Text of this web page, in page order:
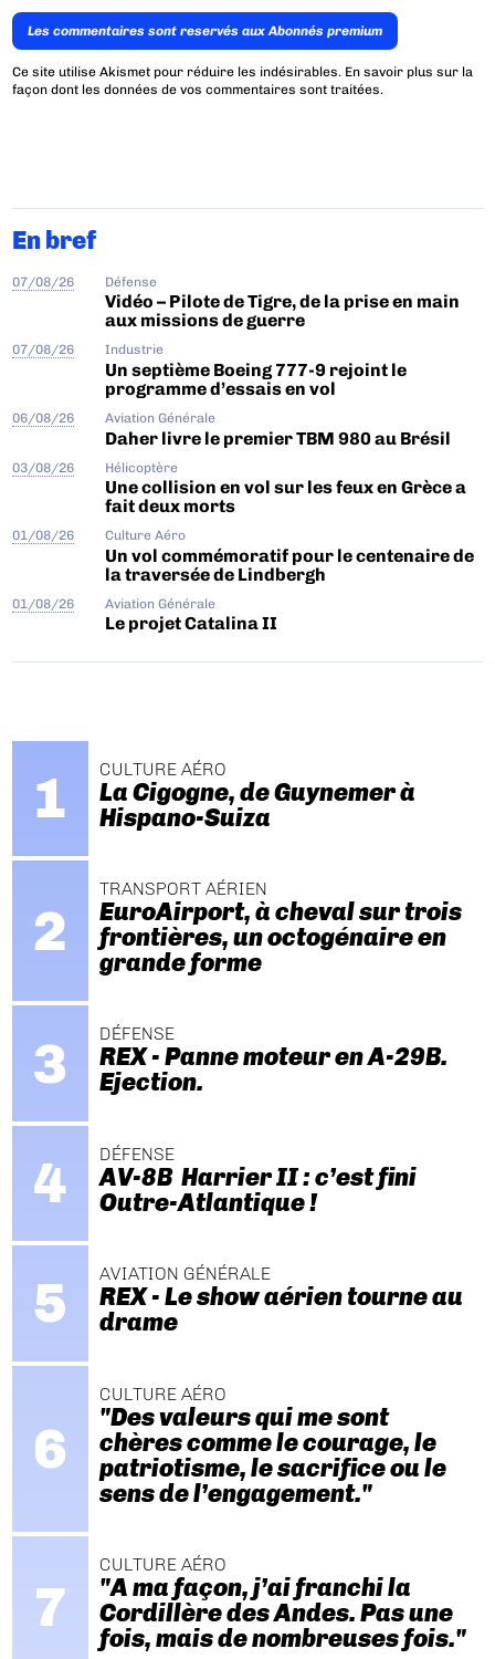
Les commentaires sont reservés aux Abonnés premium
Ce site utilise Akismet pour réduire les indésirables. En savoir plus sur la
façon dont les données de vos commentaires sont traitées.
En bref
07/08/26 Défense
Vidéo – Pilote de Tigre, de la prise en main
aux missions de guerre
07/08/26 Industrie
Un septième Boeing 777-9 rejoint le
programme d’essais en vol
06/08/26 Aviation Générale
Daher livre le premier TBM 980 au Brésil
03/08/26 Hélicoptère
Une collision en vol sur les feux en Grèce a
fait deux morts
01/08/26 Culture Aéro
Un vol commémoratif pour le centenaire de
la traversée de Lindbergh
01/08/26 Aviation Générale
Le projet Catalina II
CULTURE AÉRO
La Cigogne, de Guynemer à
Hispano-Suiza
TRANSPORT AÉRIEN
EuroAirport, à cheval sur trois
frontières, un octogénaire en
grande forme
DÉFENSE
REX - Panne moteur en A-29B.
Ejection.
DÉFENSE
AV-8B Harrier II : c’est fini
Outre-Atlantique !
AVIATION GÉNÉRALE
REX - Le show aérien tourne au
drame
CULTURE AÉRO
"Des valeurs qui me sont
chères comme le courage, le
patriotisme, le sacrifice ou le
sens de l’engagement."
CULTURE AÉRO
"A ma façon, j’ai franchi la
Cordillère des Andes. Pas une
fois, mais de nombreuses fois."